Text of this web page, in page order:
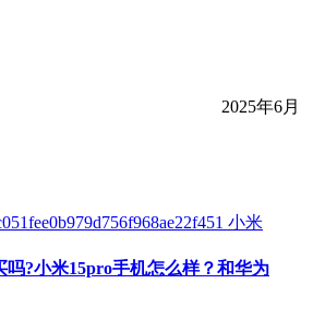
2025年6月
小米
吗?小米15pro手机怎么样？和华为